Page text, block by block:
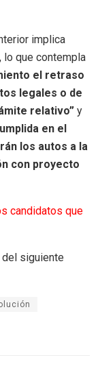
implica
lo que contempla
el retraso
legales o de
relativo” y
en el
los autos a la
con proyecto
candidatos que
siguiente